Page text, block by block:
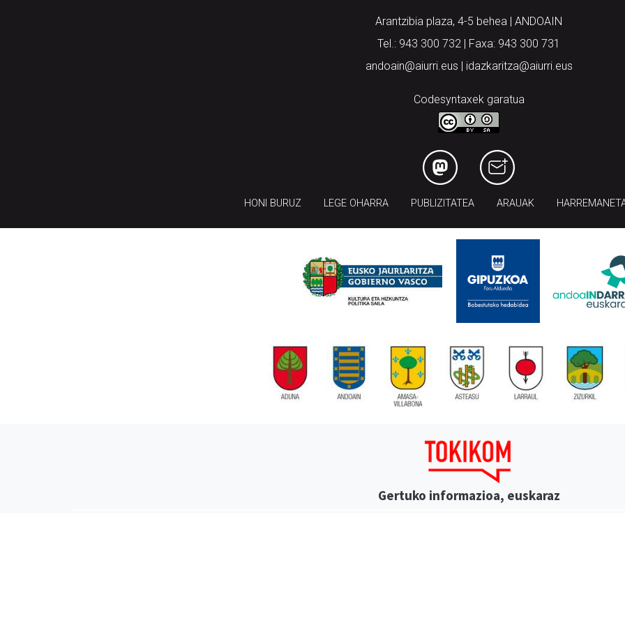
Arantzibia plaza, 4-5 behea | ANDOAIN
Tel.: 943 300 732 | Faxa: 943 300 731
andoain@aiurri.eus | idazkaritza@aiurri.eus
Codesyntaxek garatua
HONI BURUZ LEGE OHARRA PUBLIZITATEA ARAUAK
Gertuko informazioa, euskaraz